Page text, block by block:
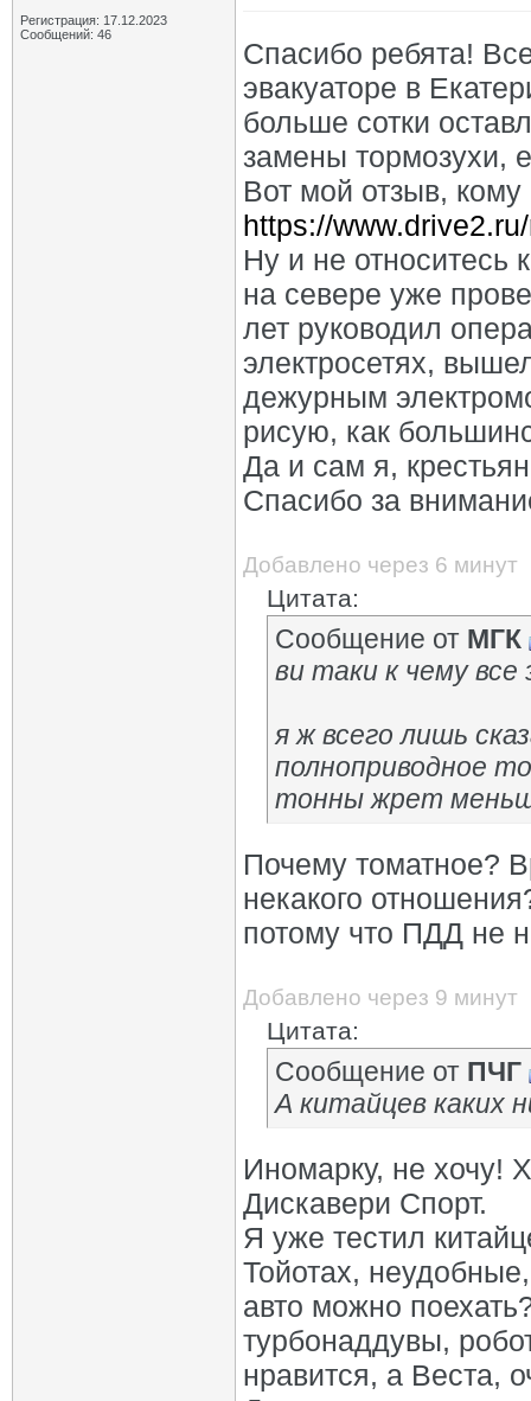
Регистрация: 17.12.2023
Сообщений: 46
Спасибо ребята!
эвакуаторе в
больше сотки
замены тормозухи,
Вот мой отзыв, кому
https://
Ну и не относитесь
на севере уже
лет руководил
электросетях,
дежурным
рисую, как
Да и сам я,
Спасибо за
Добавлено через 6 минут
Цитата:
Сообщение от МГК
ви таки к чему все
я ж всего лишь
полноприводное
тонны жрет
Почему томатное?
некакого
потому что ПДД не
Добавлено через 9 минут
Цитата:
Сообщение от ПЧГ
А китайцев каких
Иномарку, не хочу!
Дискавери Спорт.
Я уже тестил
Тойотах,
авто можно
турбонаддувы,
нравится, а Веста,